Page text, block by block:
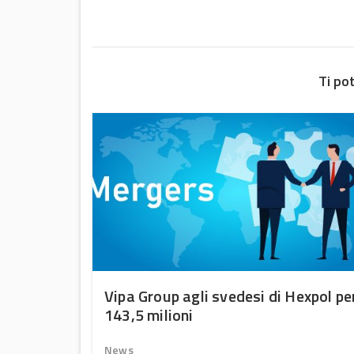
Ti
Vipa Group agli svedesi di Hexpol
143,5 milioni
News